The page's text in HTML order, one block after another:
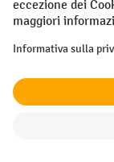
Cognome